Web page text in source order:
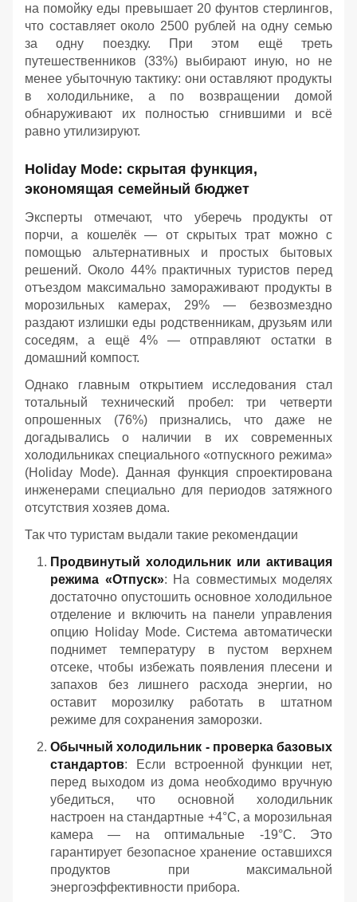
на помойку еды превышает 20 фунтов стерлингов,
что составляет около 2500 рублей на одну семью
за одну поездку. При этом ещё треть
путешественников (33%) выбирают иную, но не
менее убыточную тактику: они оставляют продукты
в холодильнике, а по возвращении домой
обнаруживают их полностью сгнившими и всё
равно утилизируют.
Holiday Mode: скрытая функция,
экономящая семейный бюджет
Эксперты отмечают, что уберечь продукты от
порчи, а кошелёк — от скрытых трат можно с
помощью альтернативных и простых бытовых
решений. Около 44% практичных туристов перед
отъездом максимально замораживают продукты в
морозильных камерах, 29% — безвозмездно
раздают излишки еды родственникам, друзьям или
соседям, а ещё 4% — отправляют остатки в
домашний компост.
Однако главным открытием исследования стал
тотальный технический пробел: три четверти
опрошенных (76%) признались, что даже не
догадывались о наличии в их современных
холодильниках специального «отпускного режима»
(Holiday Mode). Данная функция спроектирована
инженерами специально для периодов затяжного
отсутствия хозяев дома.
Так что туристам выдали такие рекомендации
Продвинутый холодильник или активация
режима «Отпуск»: На совместимых моделях
достаточно опустошить основное холодильное
отделение и включить на панели управления
опцию Holiday Mode. Система автоматически
поднимет температуру в пустом верхнем
отсеке, чтобы избежать появления плесени и
запахов без лишнего расхода энергии, но
оставит морозилку работать в штатном
режиме для сохранения заморозки.
Обычный холодильник - проверка базовых
стандартов: Если встроенной функции нет,
перед выходом из дома необходимо вручную
убедиться, что основной холодильник
настроен на стандартные +4°C, а морозильная
камера — на оптимальные -19°C. Это
гарантирует безопасное хранение оставшихся
продуктов при максимальной
энергоэффективности прибора.